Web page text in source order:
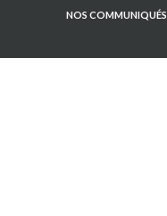
NOS COMMUNIQUÉS